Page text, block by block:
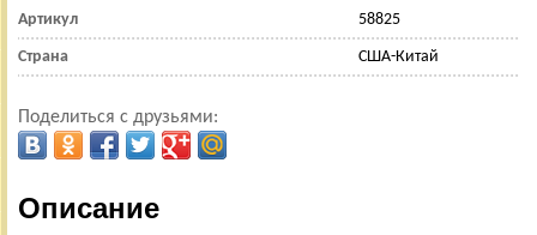
Артикул 58825
Страна США-Китай
Поделиться с друзьями:
Описание